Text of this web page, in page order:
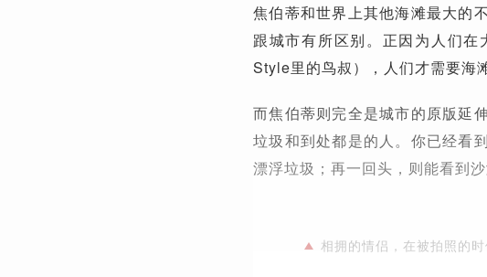
焦伯蒂和世界上其他海滩最大的
跟城市有所区别。正因为人们
Style里的鸟叔），人们才需要海滩
而焦伯蒂则完全是城市的原版延
垃圾和到处都是的人。你已经看
漂浮垃圾；再一回头，则能看到沙
相拥的情侣，在被拍照的时